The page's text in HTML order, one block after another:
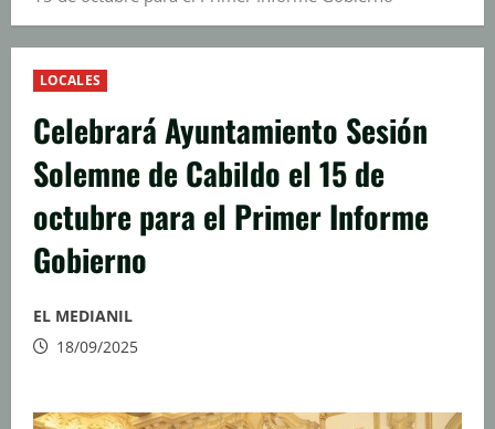
LOCALES
Celebrará Ayuntamiento Sesión
Solemne de Cabildo el 15 de
octubre para el Primer Informe
Gobierno
EL MEDIANIL
18/09/2025